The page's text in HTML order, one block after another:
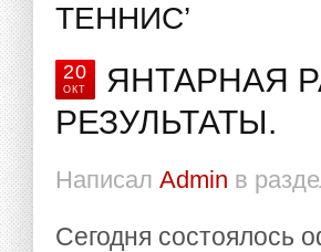
ТЕННИС’
20
ОКТ
ЯНТАРНАЯ
РЕЗУЛЬТАТЫ.
Написал Admin в
Сегодня состоялось